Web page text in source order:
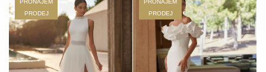
PRODEJ
PRODEJ